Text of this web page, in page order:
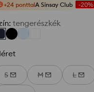
+24 ponttalA Sinsay Club -20%
: tengerészkék
S M L